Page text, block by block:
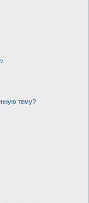
тему?